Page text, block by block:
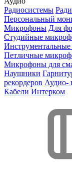
Радиосистемы
Персональный
Микрофоны Для
Студийные
Петличные
Микрофоны для
Наушники
рекордеров Аудио-
Кабели Интерком